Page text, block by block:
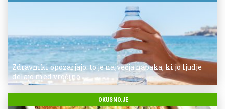
Zdravniki opozarjajo: to je največja napaka, ki jo ljudje
delajo med vročino
OKUSNO.JE